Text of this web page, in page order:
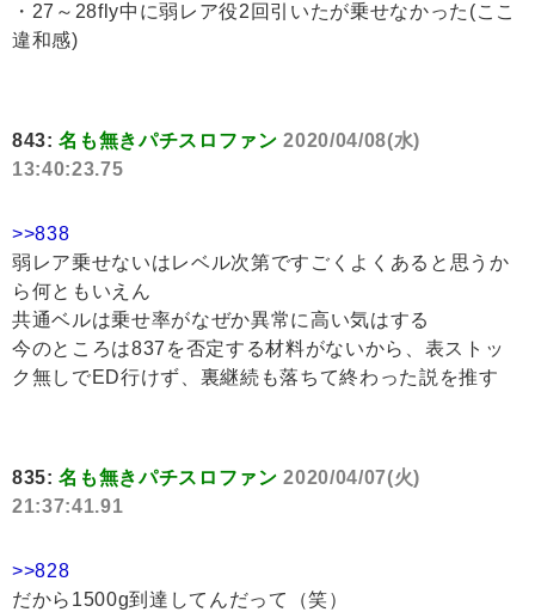
・27～28fly中に弱レア役2回引いたが乗せなかった(ここ
違和感)
843:名も無きパチスロファン 2020/04/08(水)
13:40:23.75
>>838
弱レア乗せないはレベル次第ですごくよくあると思うか
ら何ともいえん
共通ベルは乗せ率がなぜか異常に高い気はする
今のところは837を否定する材料がないから、表ストッ
ク無しでED行けず、裏継続も落ちて終わった説を推す
835:名も無きパチスロファン 2020/04/07(火)
21:37:41.91
>>828
だから1500g到達してんだって（笑）